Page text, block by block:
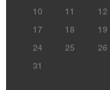
10 11 12
17 18 19
24 25 26
31